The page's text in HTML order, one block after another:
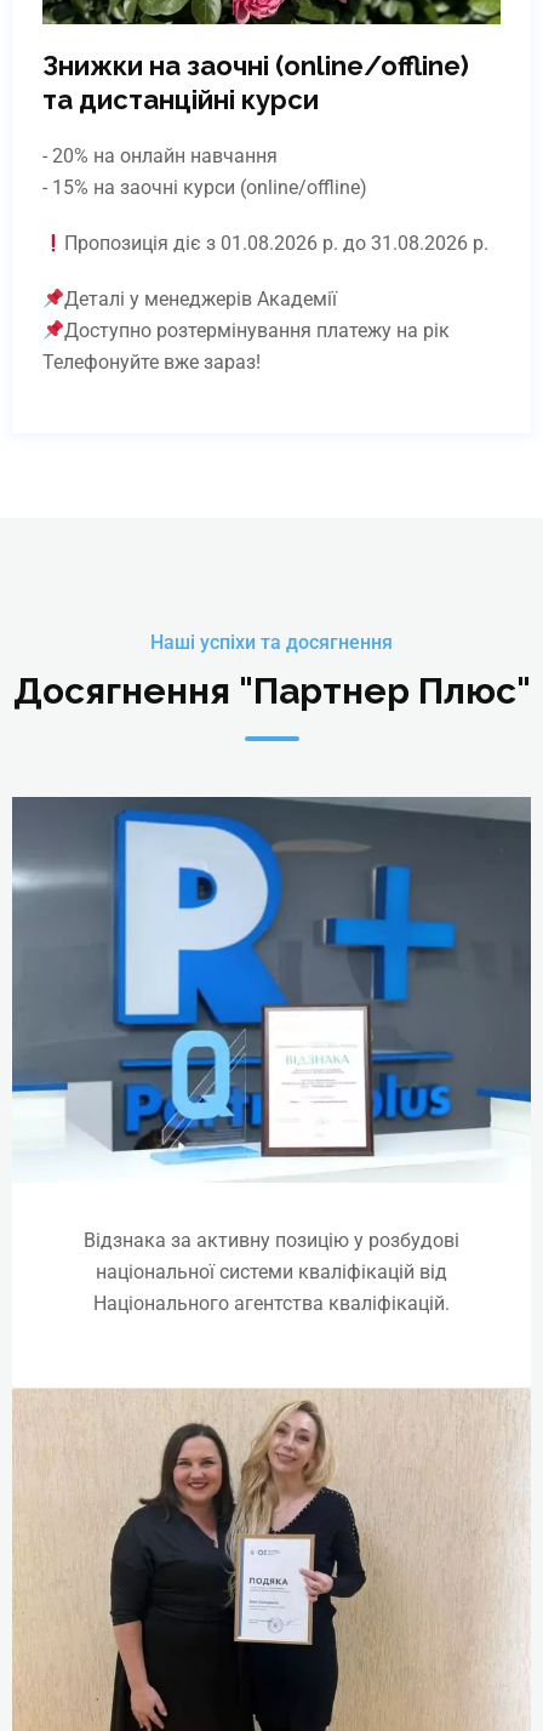
₴6418
Детальніше
Nail-art
Online | Offline
₴1913
Знижки на заочні (online/offline)
та дистанційні курси
- 20% на онлайн навчання
- 15% на заочні курси (online/offline)
Пропозиція діє з 01.08.2026 р. до 31.08.2026 р.
Деталі у менеджерів Академії
Доступно розтермінування платежу на рік
Телефонуйте вже зараз!
Наші успіхи та досягнення
Досягнення "Партнер Плюс"
Відзнака за активну позицію у розбудові
національної системи кваліфікацій від
Національного агентства кваліфікацій.